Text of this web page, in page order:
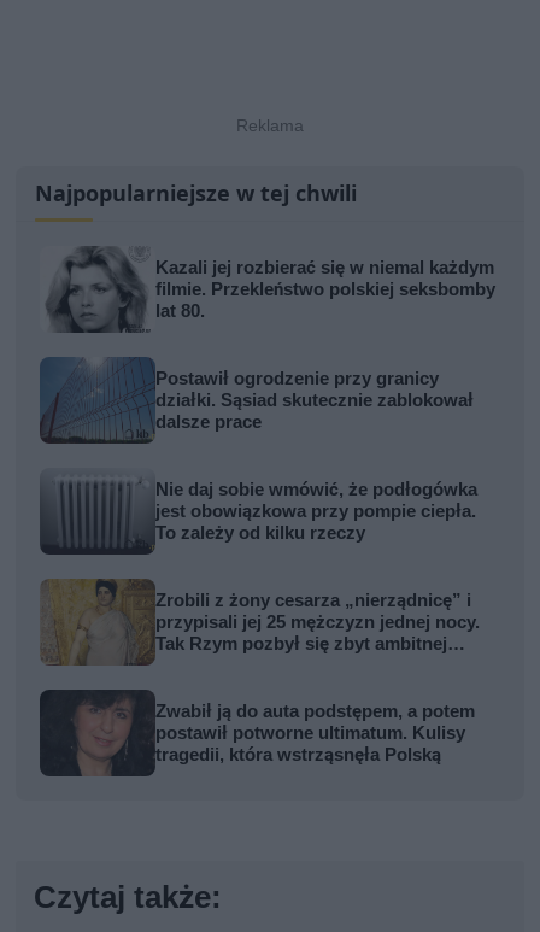
Najpopularniejsze w tej chwili
Kazali jej rozbierać się w niemal każdym
filmie. Przekleństwo polskiej seksbomby
lat 80.
Postawił ogrodzenie przy granicy
działki. Sąsiad skutecznie zablokował
dalsze prace
Nie daj sobie wmówić, że podłogówka
jest obowiązkowa przy pompie ciepła.
To zależy od kilku rzeczy
Zrobili z żony cesarza „nierządnicę” i
przypisali jej 25 mężczyzn jednej nocy.
Tak Rzym pozbył się zbyt ambitnej
Zwabił ją do auta podstępem, a potem
postawił potworne ultimatum. Kulisy
tragedii, która wstrząsnęła Polską
Czytaj także: